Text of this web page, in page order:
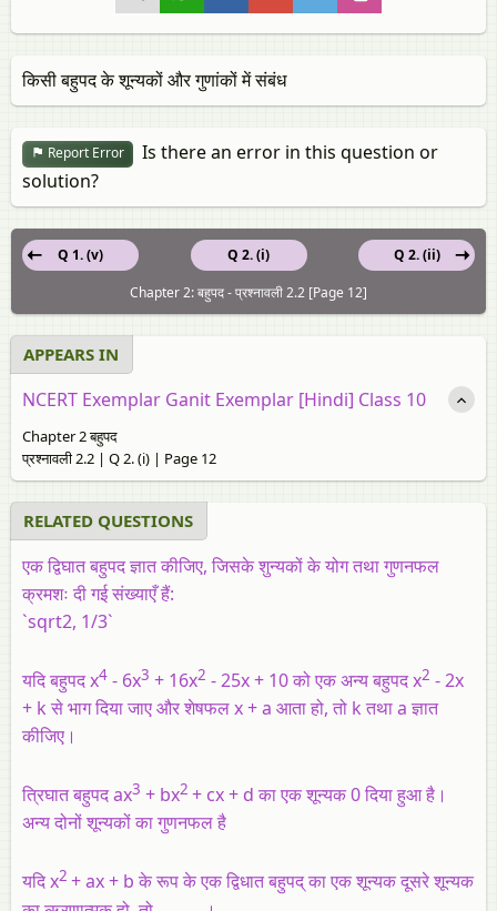
किसी बहुपद के शून्यकों और गुणांकों में संबंध
Report Error
Is there an error in this question or
solution?
Q 2. (i)
Q 1. (v)
Q 2. (ii)
Chapter 2: बहुपद - प्रश्नावली 2.2 [Page 12]
APPEARS IN
NCERT Exemplar Ganit Exemplar [Hindi] Class 10
Chapter 2 बहुपद
प्रश्नावली 2.2 | Q 2. (i) | Page 12
RELATED QUESTIONS
एक द्विघात बहुपद ज्ञात कीजिए, जिसके शुन्यकों के योग तथा गुणनफल
क्रमशः दी गई संख्याएँ हैं:
`sqrt2, 1/3`
यदि बहुपद x4 - 6x3 + 16x2 - 25x + 10 को एक अन्य बहुपद x2 - 2x
+ k से भाग दिया जाए और शेषफल x + a आता हो, तो k तथा a ज्ञात
कीजिए।
त्रिघात बहुपद ax3 + bx2 + cx + d का एक शून्यक 0 दिया हुआ है।
अन्य दोनों शून्यकों का गुणनफल है
यदि x2 + ax + b के रूप के एक द्विधात बहुपद् का एक शून्यक दूसरे शून्यक